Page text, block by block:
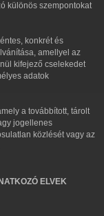
különös szempontokat
konkrét és
amellyel az
kifejező cselekedet
adatok
a továbbított, tárolt
jogellenes
közlését vagy az
ELVEK